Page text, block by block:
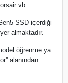
vb.
SSD içerdiği
almaktadır.
öğrenme ya
alanından